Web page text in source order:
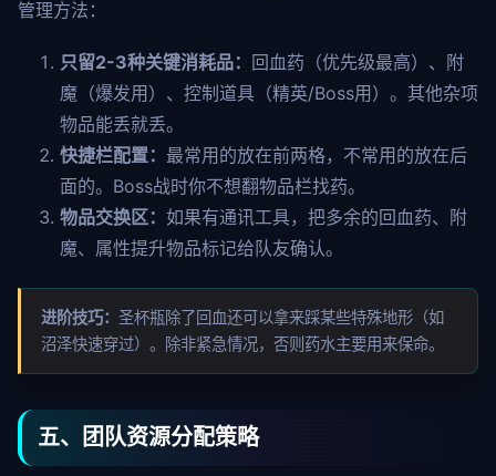
管理方法：
只留2-3种关键消耗品： 回血药（优先级最高）、附
魔（爆发用）、控制道具（精英/Boss用）。其他杂项
物品能丢就丢。
快捷栏配置： 最常用的放在前两格，不常用的放在后
面的。Boss战时你不想翻物品栏找药。
物品交换区： 如果有通讯工具，把多余的回血药、附
魔、属性提升物品标记给队友确认。
进阶技巧： 圣杯瓶除了回血还可以拿来踩某些特殊地形（如
沼泽快速穿过）。除非紧急情况，否则药水主要用来保命。
五、团队资源分配策略